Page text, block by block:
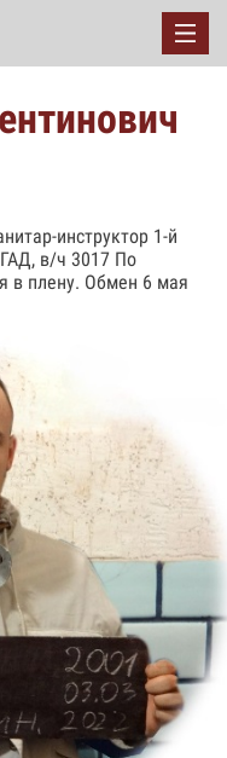
инструктор 1-й
ГАД, в/ч 3017 По
в плену. Обмен 6 мая